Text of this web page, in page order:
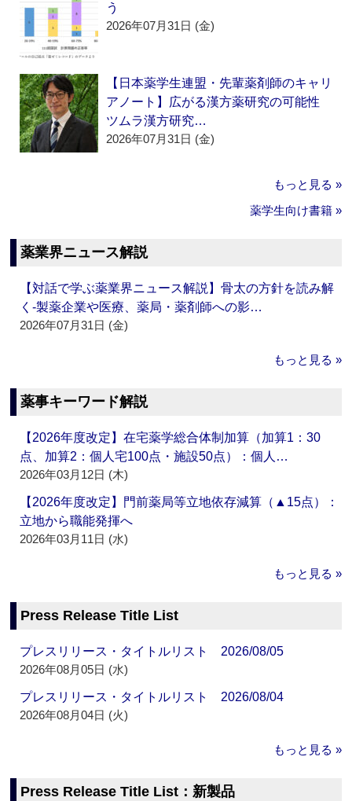
う
2026年07月31日 (金)
【日本薬学生連盟・先輩薬剤師のキャリ
アノート】広がる漢方薬研究の可能性
ツムラ漢方研究…
2026年07月31日 (金)
もっと見る »
薬学生向け書籍 »
薬業界ニュース解説
【対話で学ぶ薬業界ニュース解説】骨太の方針を読み解
く‐製薬企業や医療、薬局・薬剤師への影…
2026年07月31日 (金)
もっと見る »
薬事キーワード解説
【2026年度改定】在宅薬学総合体制加算（加算1：30
点、加算2：個人宅100点・施設50点）：個人…
2026年03月12日 (木)
【2026年度改定】門前薬局等立地依存減算（▲15点）：
立地から職能発揮へ
2026年03月11日 (水)
もっと見る »
Press Release Title List
プレスリリース・タイトルリスト 2026/08/05
2026年08月05日 (水)
プレスリリース・タイトルリスト 2026/08/04
2026年08月04日 (火)
もっと見る »
Press Release Title List：新製品